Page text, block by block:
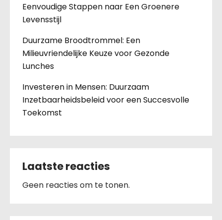
Eenvoudige Stappen naar Een Groenere
Levensstijl
Duurzame Broodtrommel: Een
Milieuvriendelijke Keuze voor Gezonde
Lunches
Investeren in Mensen: Duurzaam
Inzetbaarheidsbeleid voor een Succesvolle
Toekomst
Laatste reacties
Geen reacties om te tonen.